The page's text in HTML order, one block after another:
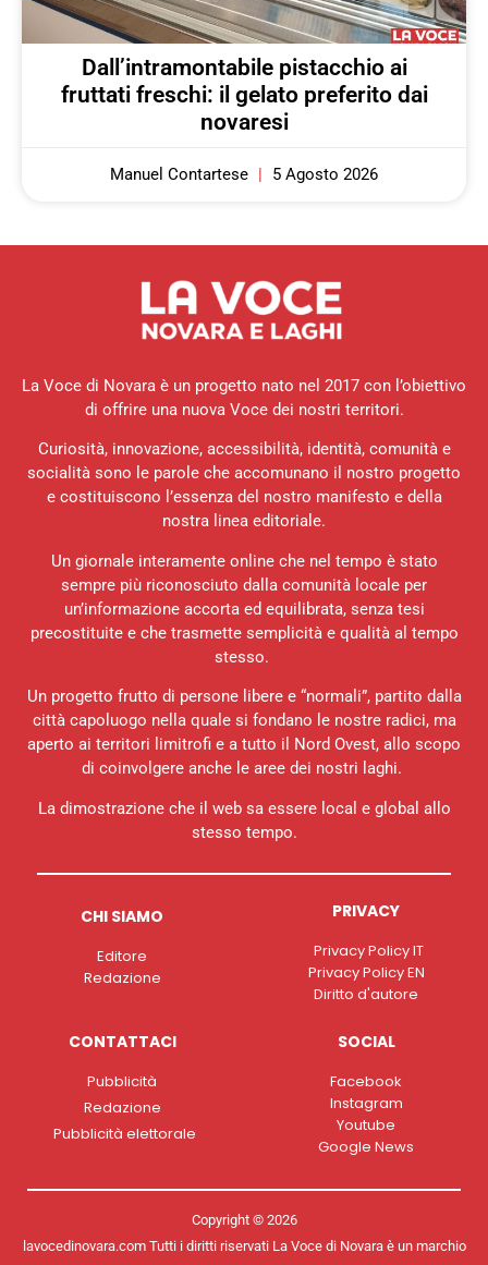
Dall’intramontabile pistacchio ai
fruttati freschi: il gelato preferito dai
novaresi
Manuel Contartese 5 Agosto 2026
La Voce di Novara è un progetto nato nel 2017 con l’obiettivo
di offrire una nuova Voce dei nostri territori.
Curiosità, innovazione, accessibilità, identità, comunità e
socialità sono le parole che accomunano il nostro progetto
e costituiscono l’essenza del nostro manifesto e della
nostra linea editoriale.
Un giornale interamente online che nel tempo è stato
sempre più riconosciuto dalla comunità locale per
un’informazione accorta ed equilibrata, senza tesi
precostituite e che trasmette semplicità e qualità al tempo
stesso.
Un progetto frutto di persone libere e “normali”, partito dalla
città capoluogo nella quale si fondano le nostre radici, ma
aperto ai territori limitrofi e a tutto il Nord Ovest, allo scopo
di coinvolgere anche le aree dei nostri laghi.
La dimostrazione che il web sa essere local e global allo
stesso tempo.
CHI SIAMO
Editore
Redazione
PRIVACY
Privacy Policy IT
Privacy Policy EN
Diritto d'autore
CONTATTACI
Pubblicità
Redazione
Pubblicità elettorale
SOCIAL
Facebook
Instagram
Youtube
Google News
Copyright © 2026
lavocedinovara.com Tutti i diritti riservati La Voce di Novara è un marchio